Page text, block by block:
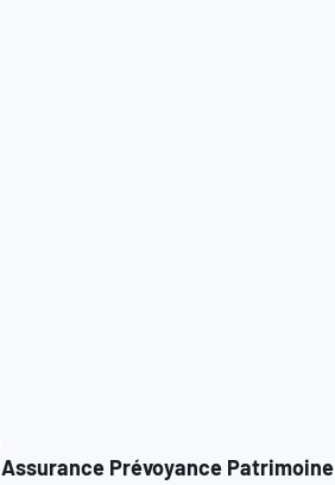
Assurance Prévoyance Patrimoine